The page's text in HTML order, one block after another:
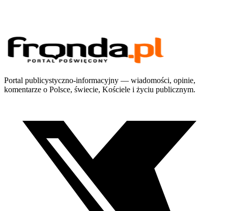
Portal publicystyczno-informacyjny — wiadomości, opinie,
komentarze o Polsce, świecie, Kościele i życiu publicznym.